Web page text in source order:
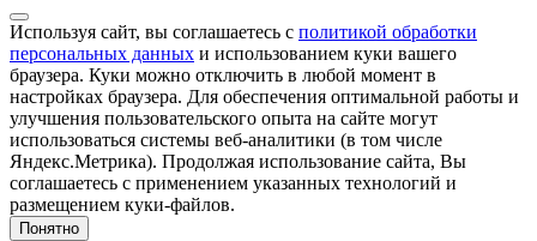
Используя сайт, вы соглашаетесь с политикой обработки
персональных данных и использованием куки вашего
браузера. Куки можно отключить в любой момент в
настройках браузера. Для обеспечения оптимальной работы и
улучшения пользовательского опыта на сайте могут
использоваться системы веб-аналитики (в том числе
Яндекс.Метрика). Продолжая использование сайта, Вы
соглашаетесь с применением указанных технологий и
размещением куки-файлов.
Понятно